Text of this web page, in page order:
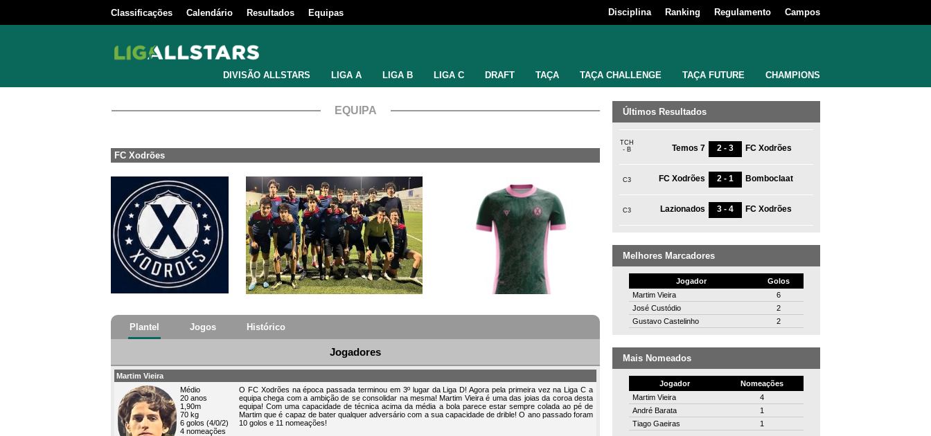
Classificações Calendário Resultados Equipas Disciplina Ranking Regulamento Campos
DIVISÃO ALLSTARS LIGA A LIGA B LIGA C DRAFT TAÇA TAÇA CHALLENGE TAÇA FUTURE CHAMPIONS
EQUIPA
FC Xodrões
Plantel Jogos Histórico
Jogadores
Martim Vieira
Médio
20 anos
1,90m
70 kg
6 golos (4/0/2)
4 nomeações
O FC Xodrões na época passada terminou em 3º lugar da Liga D! Agora pela primeira vez na Liga C a
equipa chega com a ambição de se consolidar na mesma! Martim Vieira é uma das joias da coroa desta
equipa! Com uma capacidade de técnica acima da média a bola parece estar sempre colada ao pé de
Martim que é capaz de bater qualquer adversário com a sua capacidade de drible! O ano passado foram
10 golos e 11 nomeações!
Últimos Resultados
TCH
- B
Temos 7 2 - 3 FC Xodrões
C3 FC Xodrões 2 - 1 Bomboclaat
C3 Lazionados 3 - 4 FC Xodrões
Melhores Marcadores
Jogador
Golos
Martim Vieira
6
José Custódio
2
Gustavo Castelinho
2
Mais Nomeados
Jogador
Nomeações
Martim Vieira
4
André Barata
1
Tiago Gaeiras
1